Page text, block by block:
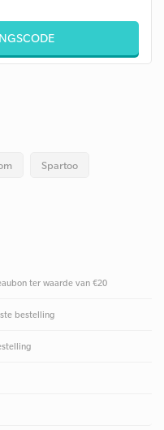
Spartoo
ter waarde van €20
bestelling